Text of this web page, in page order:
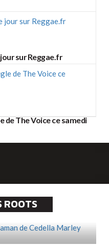
sur Reggae.fr
de The Voice ce samedi
ROOTS